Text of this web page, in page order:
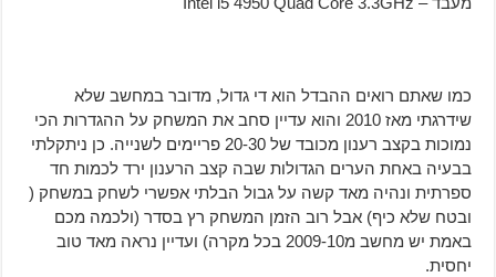
כמו שאתם רואים ההבדל הוא די גדול, מדובר במחשב שלא
שידרגתי מאז 2010 והוא עדיין סחב את המשחק על ההגדרות הכי
נמוכות בקצב רענון מכובד של 20-30 פריימים לשנייה. כן ניתקלתי
בבעיה באחת הערים הגדולות שבה קצב הרענון ירד לכמות חד
ספרתית ונהיה מאד קשה על גבול הבלתי אפשרי לשחק במשחק (
ובטח שלא כיף) אבל רוב הזמן המשחק רץ בסדר (ולכמה מכם
באמת יש מחשב מ2009-10 בכל מקרה) ועדיין נראה מאד טוב
יחסית.